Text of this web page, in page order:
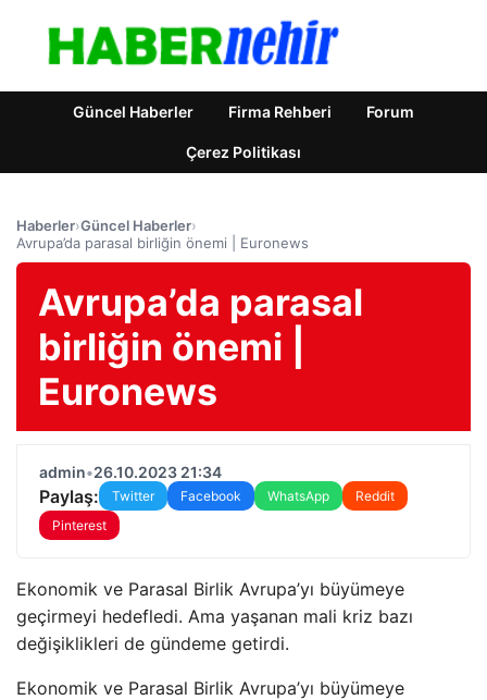
Güncel Haberler Firma Rehberi Forum
Çerez Politikası
Haberler›Güncel Haberler›
Avrupa’da parasal birliğin önemi | Euronews
Avrupa’da parasal
birliğin önemi |
Euronews
admin•26.10.2023 21:34
Paylaş: Twitter Facebook WhatsApp
Reddit
Pinterest
Ekonomik ve Parasal Birlik Avrupa’yı büyümeye
geçirmeyi hedefledi. Ama yaşanan mali kriz bazı
değişiklikleri de gündeme getirdi.
Ekonomik ve Parasal Birlik Avrupa’yı büyümeye